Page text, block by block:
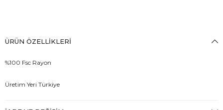
ÜRÜN ÖZELLIKLERI
%100 Fsc Rayon
Üretim Yeri Türkiye